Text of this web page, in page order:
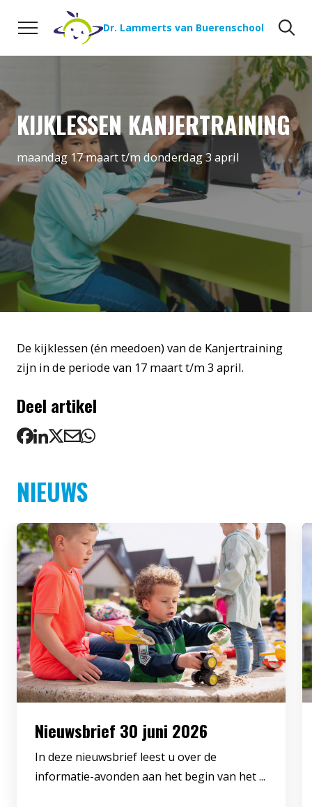
Naar de inhoud
Dr. Lammerts van Buerenschool
KIJKLESSEN KANJERTRAINING
maandag 17 maart t/m donderdag 3 april
De kijklessen (én meedoen) van de Kanjertraining
zijn in de periode van 17 maart t/m 3 april.
Deel artikel
NIEUWS
Nieuwsbrief 30 juni 2026
In deze nieuwsbrief leest u over de
informatie-avonden aan het begin van het ...